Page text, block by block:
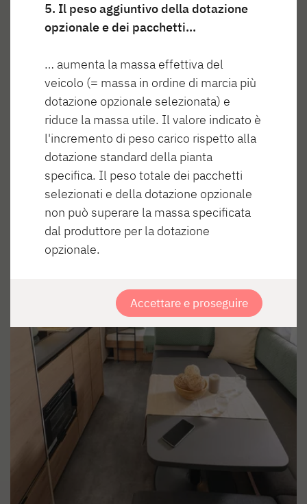
striking contrast with the black accents, adding
vibrancy to the space.
5. Il peso aggiuntivo della dotazione
opzionale e dei pacchetti…
… aumenta la massa effettiva del
veicolo (= massa in ordine di marcia più
dotazione opzionale selezionata) e
riduce la massa utile. Il valore indicato è
l'incremento di peso carico rispetto alla
dotazione standard della pianta
specifica. Il peso totale dei pacchetti
selezionati e della dotazione opzionale
non può superare la massa specificata
dal produttore per la dotazione
opzionale.
Accettare e proseguire